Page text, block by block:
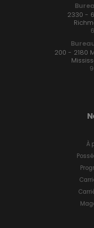
2330 -
200 - 2180
À